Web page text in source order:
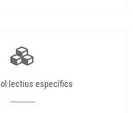
específics